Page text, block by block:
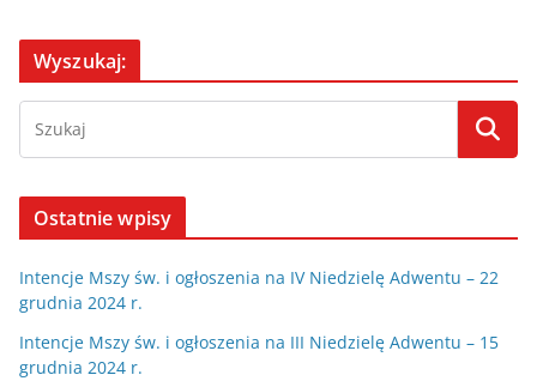
Wyszukaj:
Ostatnie wpisy
Intencje Mszy św. i ogłoszenia na IV Niedzielę Adwentu – 22
grudnia 2024 r.
Intencje Mszy św. i ogłoszenia na III Niedzielę Adwentu – 15
grudnia 2024 r.